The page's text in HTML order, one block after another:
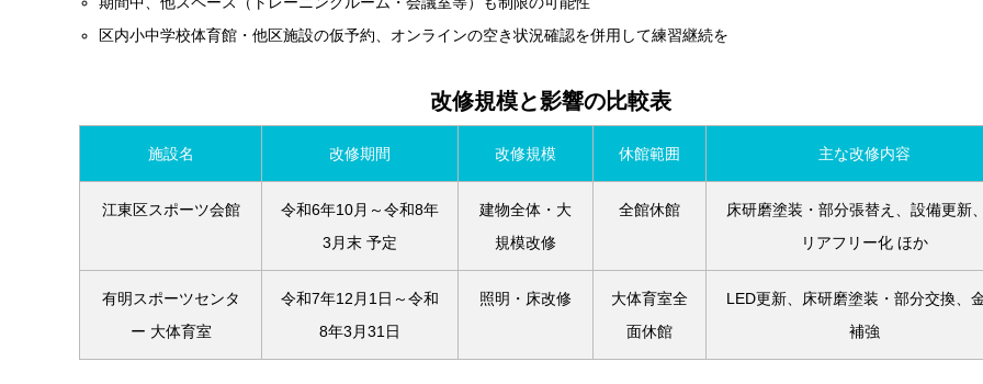
区内小中学校体育館・他区施設の仮予約、オンラインの空き状況確認を併用して練習継続を
改修規模と影響の比較表
施設名 改修期間 改修規模 休館範囲 主な改修内容
江東区スポーツ会館
令和6年10月～令和8年
3月末 予定
建物全体・大
規模改修
全館休館
床研磨塗装・部分張替え、設備更新
リアフリー化 ほか
有明スポーツセンタ
ー 大体育室
令和7年12月1日～令和
8年3月31日
照明・床改修
大体育室全
面休館
LED更新、床研磨塗装・部分交換、
補強